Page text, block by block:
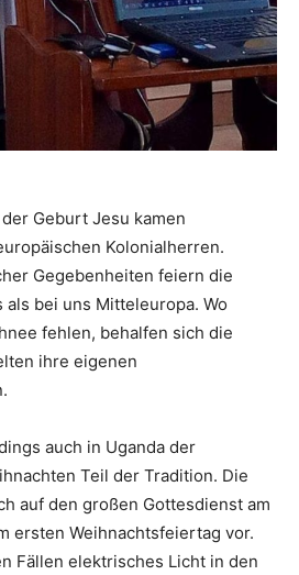
Geburt Jesu kamen
Kolonialherren.
Gegebenheiten feiern die
bei uns Mitteleuropa. Wo
fehlen, behalfen sich die
ihre eigenen
auch in Uganda der
Teil der Tradition. Die
auf den großen Gottesdienst am
ersten Weihnachtsfeiertag vor.
Fällen elektrisches Licht in den